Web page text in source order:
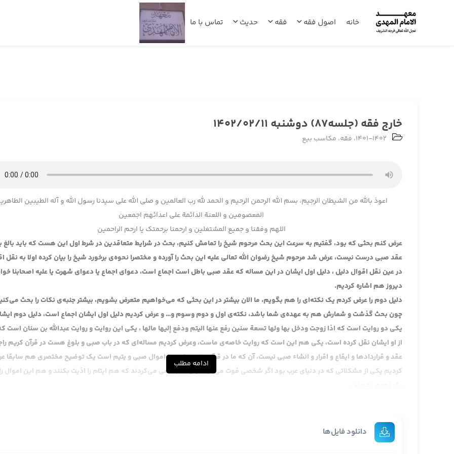
خانه اصول فقه فقه حدیث تماس با ما
خارج فقه (جلسه87) دوشنبه 1402/02/11
1401-1402، فقه، مکاسب بیع
اعوذ بالله من الشیطان الرجیم، بسم الله الرحمن الرحیم و الحمد لله رب العالمین و صلی الله علی سیدنا رسول الله و آله الطیبین
المعصومین و اللعنة الدائمة علی اعدائهم اجمعین
اللهم وفقنا و جمیع المشتغلین و ارحمنا برحمتک یا ارحم الراحمین
عرض کنم بحثی که بود، گفتیم به سرعت این بحث مرحوم شیخ را تمامش کنیم، بحث در شرایط متعاقدین در شرط اول این هست که باید بالغ
عقد صبی درست نیست، عرض شد مرحوم شیخ رضوان الله تعالی علیه این بحث را آورده و مختصرا نحوه‌ی برخورد شیخ را بیان کرده اولا به نقل
در عین نقل اقوال دلیل ، دلیل اول ایشان در این مساله که عقد صبی باطل است اجماع است، دعوای اجماع یا دعوای شهرت یا علیه اصحابنا
دیروز هم اشاره کردیم.
دلیل دوم را عرض کردم یک نکته‌ای را هم بگویم، ما الان بیشتر در این بحثی که می‌خواهیم متعرض بشویم، بیشتر جنبه‌ی نکات را بحث
چون بحث گذشت و شمارش هم به عهده‌ی شما باشد، نکته‌ی اول و دوم وسوم و… و عرض کردیم دلیل اول ایشان اجماع است، دلیل دوم
یکی دو روایت است که اذازوجت ودخل بها ولها تسعة سنين رفع عنها اليتم ودفع إليها مالها ، یکی این روایت و روایت عبدالله بن سنان است
از او ایشان نقل کرده است، یکی هم این است که روایت خاصه‌ی ماست، وعرض کردیم مساله‌ای که در باب صبی و بلوغ هست در قرآن کریم
عقد و قراردادها و ایقاع و اقرار و انشاء صبی نیست، آن که ما در قرآن داریم راجع به اموال صبی و یتیم است یک توضیح مختصری هم سابقا
کردیم یکی از مشکلاتی که در دنیای عرب بود اگر شخصی فوت می‌کرد خیلی هم سعی می‌کردند که هم ایتام را اذیت بکنند و هم این اموال
جریان حمله‌ی جیش یزید به مدینه بعد هم به مکه زمان عبدالله بن زبیر ، نسبت به مدینه که هجوم کرد و مدینه را سه روز اباحه کرد بعد لشکر
رو به مکه آوردند و در آنجا با عبدالله بن زبیر جنگیدند در یکی از متون تاریخی که در طبری هم هست به نظرم، سوالی که اهل مکه لشکر
ادامه مطلب
دانلود فایل‌ها